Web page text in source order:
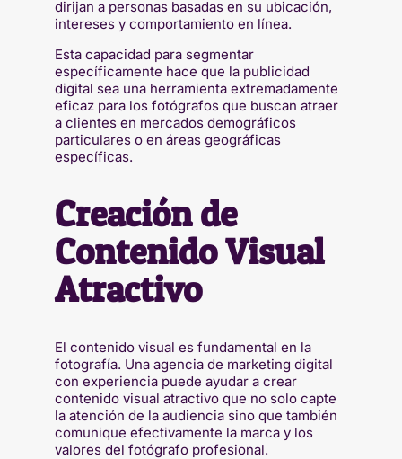
dirijan a personas basadas en su ubicación,
intereses y comportamiento en línea.
Esta capacidad para segmentar
específicamente hace que la publicidad
digital sea una herramienta extremadamente
eficaz para los fotógrafos que buscan atraer
a clientes en mercados demográficos
particulares o en áreas geográficas
específicas.
Creación de
Contenido Visual
Atractivo
El contenido visual es fundamental en la
fotografía. Una agencia de marketing digital
con experiencia puede ayudar a crear
contenido visual atractivo que no solo capte
la atención de la audiencia sino que también
comunique efectivamente la marca y los
valores del fotógrafo profesional.